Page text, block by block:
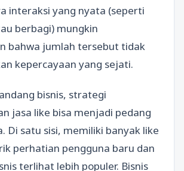
interaksi yang nyata (seperti
berbagi) mungkin
bahwa jumlah tersebut tidak
kepercayaan yang sejati.
bisnis, strategi
jasa like bisa menjadi pedang
Di satu sisi, memiliki banyak like
perhatian pengguna baru dan
terlihat lebih populer. Bisnis